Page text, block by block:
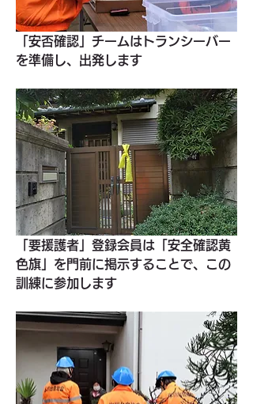
「安否確認」チームはトランシーバー
を準備し、出発します
「要援護者」登録会員は「安全確認黄
色旗」を門前に掲示することで、この
訓練に参加します